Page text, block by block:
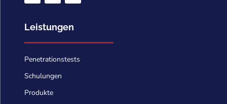
Leistungen
Penetrationstests
Schulungen
Produkte